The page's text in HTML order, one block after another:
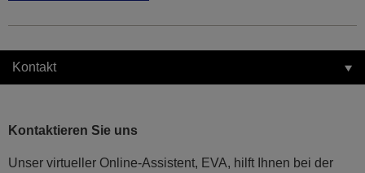
Kontakt
Kontaktieren Sie uns
Unser virtueller Online-Assistent, EVA, hilft Ihnen bei der